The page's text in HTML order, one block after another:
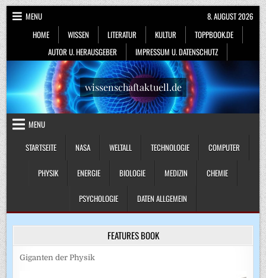
Skip
to
content
MENU
HOME
WISSEN LITERATUR KULTUR
TOPPBOOK.DE
AUTOR U. HERAUSGEBER
IMPRESSUM U. DATENSCHUTZ
8. AUGUST 2026
wissenschaftaktuell.de
MENU
STARTSEITE
NASA WELTALL TECHNOLOGIE COMPUTER
PHYSIK ENERGIE BIOLOGIE MEDIZIN CHEMIE
PSYCHOLOGIE DATEN ALLGEMEIN
FEATURES BOOK
Giganten der Physik